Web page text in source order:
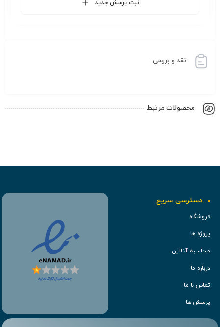
ثبت پرسش جدید
نقد و بررسی
محصولات مرتبط
دسترسی سریع
فروشگاه
پروژه ها
محاسبه آنلاین
درباره ما
تماس با ما
پرسش ها